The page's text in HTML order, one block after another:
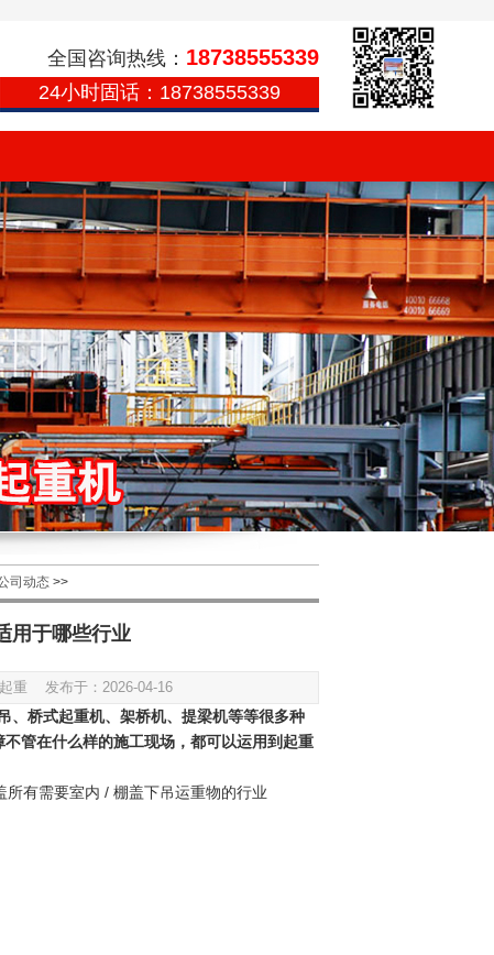
全国咨询热线： 18738555339
24小时固话：18738555339
司动态 >>
用于哪些行业
起重 发布于：2026-04-16
、桥式起重机、架桥机、提梁机等等很多种
管在什么样的施工现场，都可以运用到起重
有需要室内 / 棚盖下吊运重物的行业